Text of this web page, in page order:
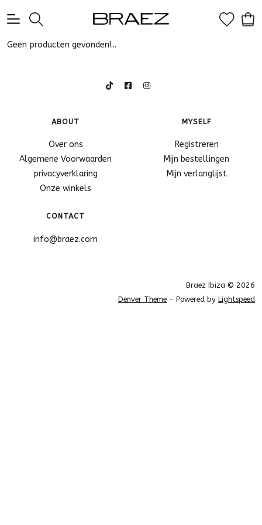
Geen producten gevonden!...
ABOUT
Over ons
Algemene Voorwaarden
privacyverklaring
Onze winkels
MYSELF
Registreren
Mijn bestellingen
Mijn verlanglijst
CONTACT
info@braez.com
Braez Ibiza © 2026
Denver Theme - Powered by Lightspeed